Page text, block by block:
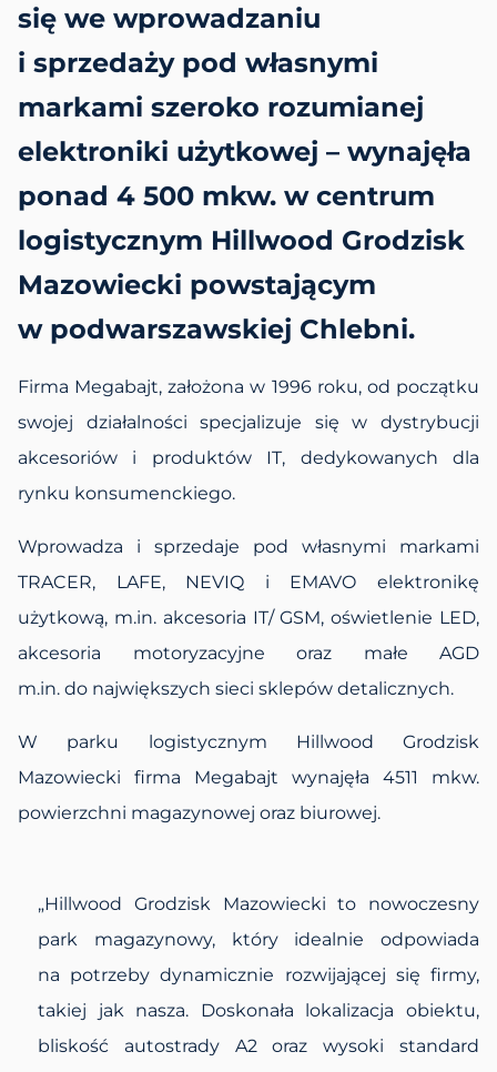
się we wprowadzaniu
i sprzedaży pod własnymi
markami szeroko rozumianej
elektroniki użytkowej – wynajęła
ponad 4 500 mkw. w centrum
logistycznym Hillwood Grodzisk
Mazowiecki powstającym
w podwarszawskiej Chlebni.
Firma Megabajt, założona w 1996 roku, od początku
swojej działalności specjalizuje się w dystrybucji
akcesoriów i produktów IT, dedykowanych dla
rynku konsumenckiego.
Wprowadza i sprzedaje pod własnymi markami
TRACER, LAFE, NEVIQ i EMAVO elektronikę
użytkową, m.in. akcesoria IT/ GSM, oświetlenie LED,
akcesoria motoryzacyjne oraz małe AGD
m.in. do największych sieci sklepów detalicznych.
W parku logistycznym Hillwood Grodzisk
Mazowiecki firma Megabajt wynajęła 4511 mkw.
powierzchni magazynowej oraz biurowej.
„Hillwood Grodzisk Mazowiecki to nowoczesny
park magazynowy, który idealnie odpowiada
na potrzeby dynamicznie rozwijającej się firmy,
takiej jak nasza. Doskonała lokalizacja obiektu,
bliskość autostrady A2 oraz wysoki standard